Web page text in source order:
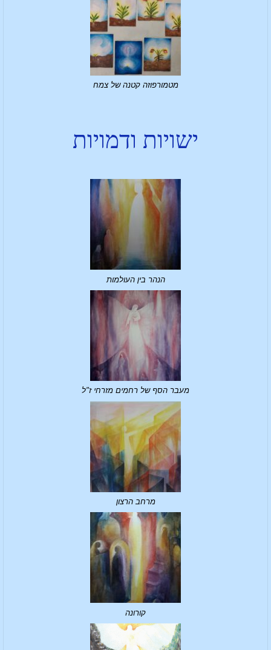
מטמורפוזה קטנה של צמח
ישויות ודמויות
הנהר בין העולמות
מעבר הסף של רחמים מזרחי ז"ל
מרחב הרצון
קורונה